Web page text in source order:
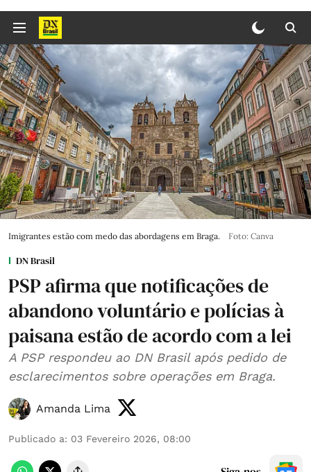
Imigrantes estão com medo das abordagens em Braga. Foto: Canva
DN Brasil
PSP afirma que notificações de
abandono voluntário e polícias à
paisana estão de acordo com a lei
A PSP respondeu ao DN Brasil após pedido de
esclarecimentos sobre operações em Braga.
Amanda Lima
Publicado a: 03 Fevereiro 2026, 08:00